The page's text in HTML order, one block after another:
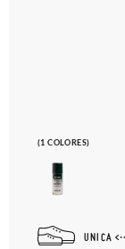
(1 COLORES)
UNICA